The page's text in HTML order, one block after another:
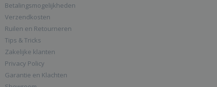
Betalingsmogelijkheden
Verzendkosten
Ruilen en Retourneren
Tips & Tricks
Zakelijke klanten
Privacy Policy
Garantie en Klachten